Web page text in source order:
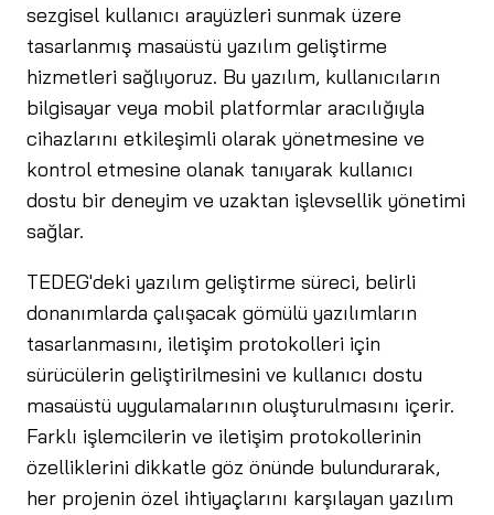
sezgisel kullanıcı arayüzleri sunmak üzere
tasarlanmış masaüstü yazılım geliştirme
hizmetleri sağlıyoruz. Bu yazılım, kullanıcıların
bilgisayar veya mobil platformlar aracılığıyla
cihazlarını etkileşimli olarak yönetmesine ve
kontrol etmesine olanak tanıyarak kullanıcı
dostu bir deneyim ve uzaktan işlevsellik yönetimi
sağlar.
TEDEG'deki yazılım geliştirme süreci, belirli
donanımlarda çalışacak gömülü yazılımların
tasarlanmasını, iletişim protokolleri için
sürücülerin geliştirilmesini ve kullanıcı dostu
masaüstü uygulamalarının oluşturulmasını içerir.
Farklı işlemcilerin ve iletişim protokollerinin
özelliklerini dikkatle göz önünde bulundurarak,
her projenin özel ihtiyaçlarını karşılayan yazılım